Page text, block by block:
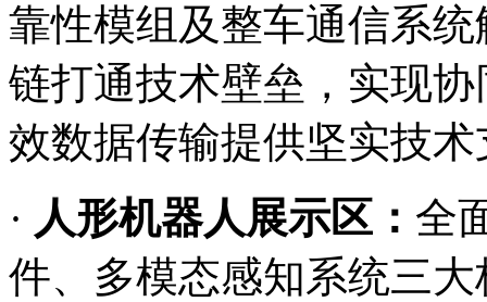
靠性模组及整车通信系
链打通技术壁垒，实现
效数据传输提供坚实技术
· 人形机器人展示区： 全
件、多模态感知系统三